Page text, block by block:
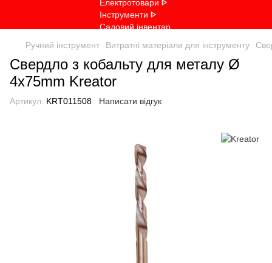
Ручний інструмент Витратні матеріали для інструменту
Свердло з кобальту для металу Ø
4x75mm Kreator
Артикул: KRT011508 Написати відгук